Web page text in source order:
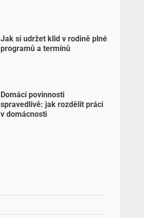
Jak si udržet klid v rodině plné
programů a termínů
Domácí povinnosti
spravedlivě: jak rozdělit práci
v domácnosti